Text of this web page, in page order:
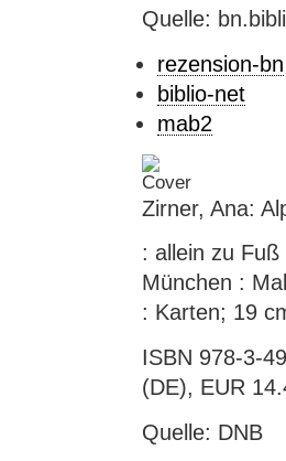
Quelle:
rezension-bn
biblio-net
mab2
Zirner, Ana:
: allein zu
München :
: Karten; 19
ISBN 978-3-
(DE), EUR
Quelle: DNB